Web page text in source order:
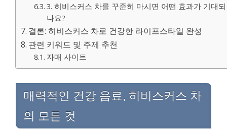
3. 히비스커스 차를 꾸준히 마시면 어떤 효과가 기대되
나요?
결론: 히비스커스 차로 건강한 라이프스타일 완성
관련 키워드 및 주제 추천
자매 사이트
매력적인 건강 음료, 히비스커스 차
의 모든 것